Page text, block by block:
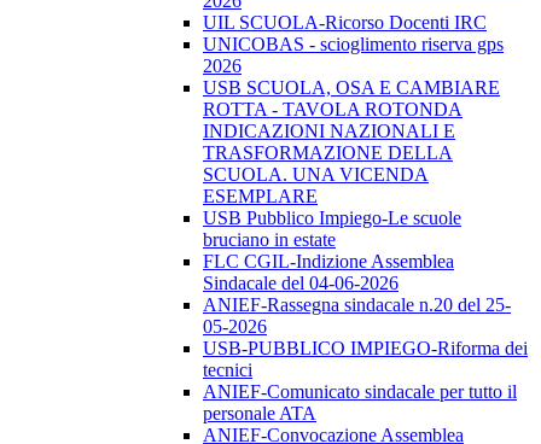
UIL SCUOLA-Ricorso Docenti IRC
UNICOBAS - scioglimento riserva gps
2026
USB SCUOLA, OSA E CAMBIARE
ROTTA - TAVOLA ROTONDA
INDICAZIONI NAZIONALI E
TRASFORMAZIONE DELLA
SCUOLA. UNA VICENDA
ESEMPLARE
USB Pubblico Impiego-Le scuole
bruciano in estate
FLC CGIL-Indizione Assemblea
Sindacale del 04-06-2026
ANIEF-Rassegna sindacale n.20 del 25-
05-2026
USB-PUBBLICO IMPIEGO-Riforma dei
tecnici
ANIEF-Comunicato sindacale per tutto il
personale ATA
ANIEF-Convocazione Assemblea